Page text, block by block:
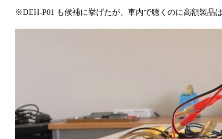
※DEH-P01 も候補に挙げたが、車内で聴くのに高額製品